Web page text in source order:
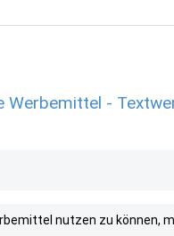
Werbemittel -
nutzen zu können,